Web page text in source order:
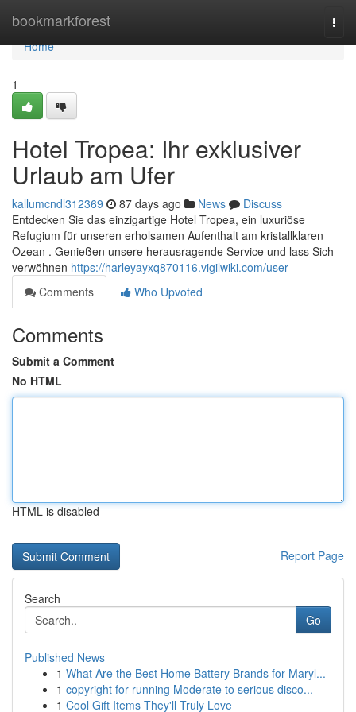
bookmarkforest
Home
Home
1
Hotel Tropea: Ihr exklusiver
Urlaub am Ufer
kallumcndl312369 87 days ago News
Discuss
Entdecken Sie das einzigartige Hotel Tropea, ein luxuriöse
Refugium für unseren erholsamen Aufenthalt am kristallklaren
Ozean . Genießen unsere herausragende Service und lass Sich
verwöhnen https://harleyayxq870116.vigilwiki.com/user
Comments
Who Upvoted
Comments
Submit a Comment
No HTML
HTML is disabled
Report Page
Search
Go
Published News
1 What Are the Best Home Battery Brands for Maryl...
1 copyright for running Moderate to serious disco...
1 Cool Gift Items They'll Truly Love